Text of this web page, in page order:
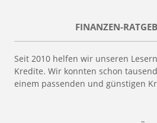
FINANZEN-
Seit 2010 helfen wir unseren
Kredite. Wir konnten schon
einem passenden und günstigen